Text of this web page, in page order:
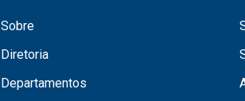
Sobre
Diretoria
Departamentos